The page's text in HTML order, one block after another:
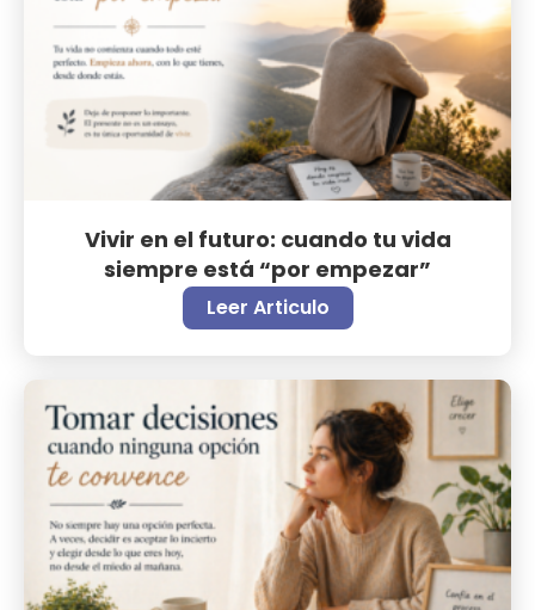
Vivir en el futuro: cuando tu vida
siempre está “por empezar”
Leer Articulo